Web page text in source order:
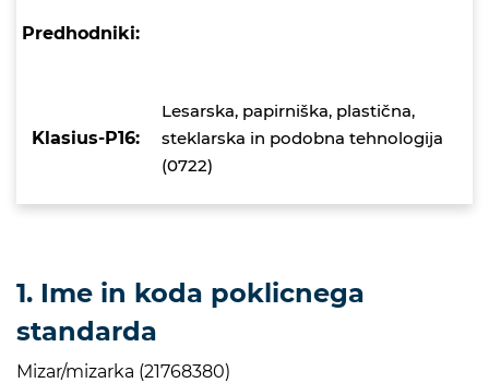
Predhodniki:
Klasius-P16:
Lesarska, papirniška, plastična,
steklarska in podobna tehnologija
(0722)
1. Ime in koda poklicnega
standarda
Mizar/mizarka (21768380)